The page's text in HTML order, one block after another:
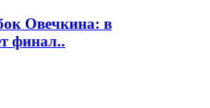
Овечкина: в
финал..